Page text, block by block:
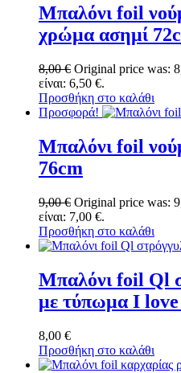
Μπαλόνι foil
χρώμα ασημί
8,00€ Original price was:
είναι: 6,50 €.
Προσθήκη στο καλάθι
Προσφορά!
Μπαλόνι foil
76cm
9,00€ Original price was:
είναι: 7,00 €.
Προσθήκη στο καλάθι
Μπαλόνι foil Ql
με τύπωμα I
8,00 €
Προσθήκη στο καλάθι